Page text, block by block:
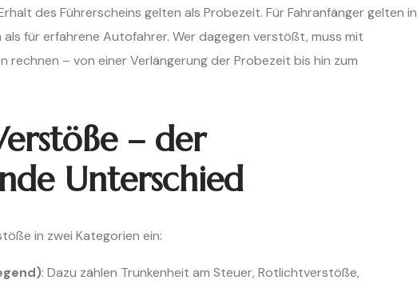
des Führerscheins gelten als Probezeit. Für Fahranfänger gelten in
für erfahrene Autofahrer. Wer dagegen verstößt, muss mit
rechnen – von einer Verlängerung der Probezeit bis hin zum
– der
Unterschied
in zwei Kategorien ein:
: Dazu zählen Trunkenheit am Steuer, Rotlichtverstöße,